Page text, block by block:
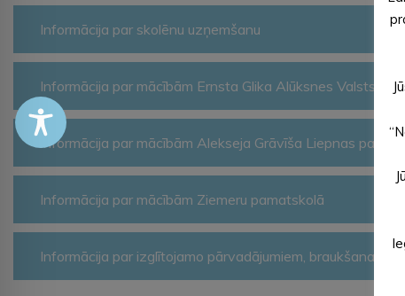
Informācija par skolēnu uzņemšanu
Informācija par mācībām Ernsta Glika Alūksnes Valsts
Informācija par mācībām Alekseja Grāvīša Liepnas
Informācija par mācībām Ziemeru pamatskolā
Informācija par izglītojamo pārvadājumiem, braukšanas